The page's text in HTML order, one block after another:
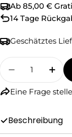
Ab 85,00 €
14 Tage
Geschätztes
Menge
Menge Für
Eine Frage
Beschreibung